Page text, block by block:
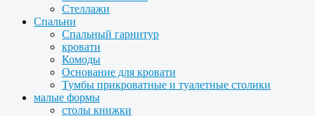
Стеллажи
Спальни
Спальный гарнитур
кровати
Комоды
Основание для кровати
Тумбы прикроватные и туалетные столики
малые формы
столы книжки